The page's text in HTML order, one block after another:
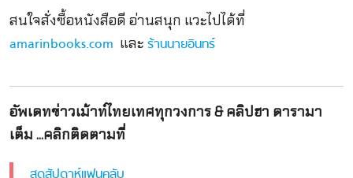
สนใจสั่งซื้อหนังสือดี อ่านสนุก แวะไปได้ที่
amarinbooks.com และ ร้านนายอินทร์
อัพเดทข่าวเม้าท์ไทยเทศทุกวงการ & คลิปฮา ดารามา
เต็ม ...คลิกติดตามที่